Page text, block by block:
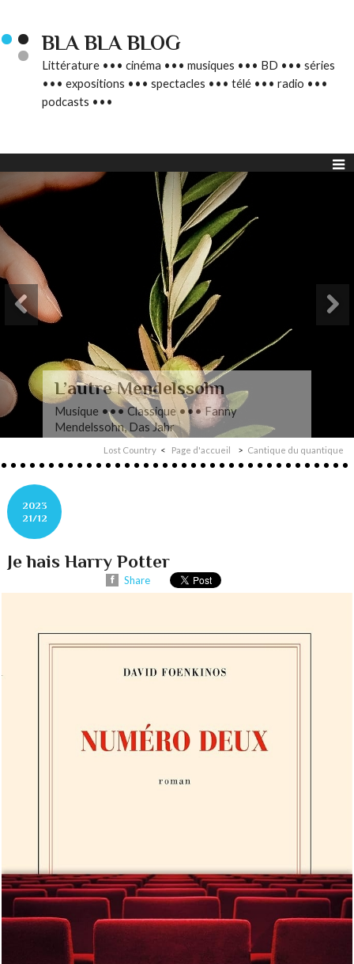
BLA BLA BLOG
Littérature ••• cinéma ••• musiques ••• BD ••• séries
••• expositions ••• spectacles ••• télé ••• radio •••
podcasts •••
L’autre Mendelssohn
Musique ••• Classique ••• Fanny
Mendelssohn, Das Jahr
Lost Country Page d'accueil Cantique du quantique
2023
21/12
Je hais Harry Potter
Share